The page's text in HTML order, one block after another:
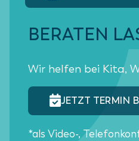
BERATEN
Wir helfen bei Kita,
JETZT TERMIN
*als Video-,